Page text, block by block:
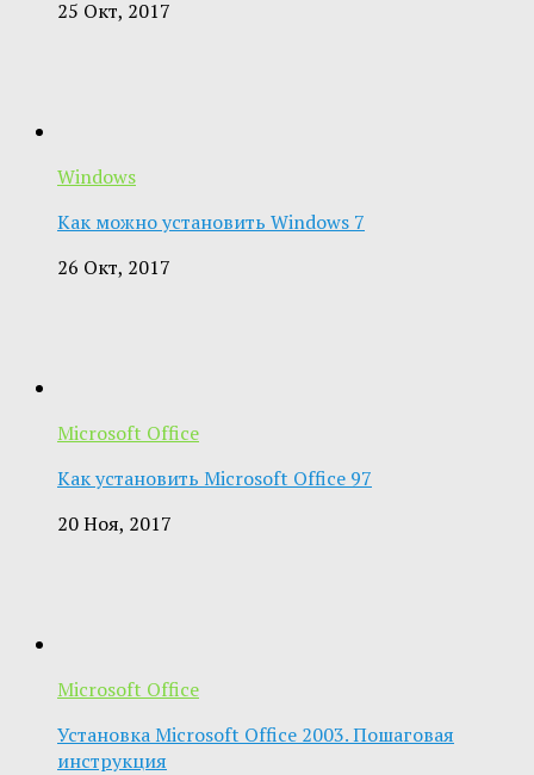
25 Окт, 2017
Windows
Как можно установить Windows 7
26 Окт, 2017
Microsoft Office
Как установить Microsoft Office 97
20 Ноя, 2017
Microsoft Office
Установка Microsoft Office 2003. Пошаговая
инструкция